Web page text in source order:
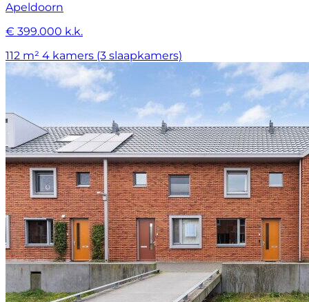
Apeldoorn
€ 399.000 k.k.
112 m² 4 kamers (3 slaapkamers)